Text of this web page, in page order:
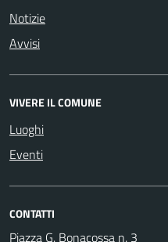
Notizie
Avvisi
VIVERE IL COMUNE
Luoghi
Eventi
CONTATTI
Piazza G. Bonacossa n. 3